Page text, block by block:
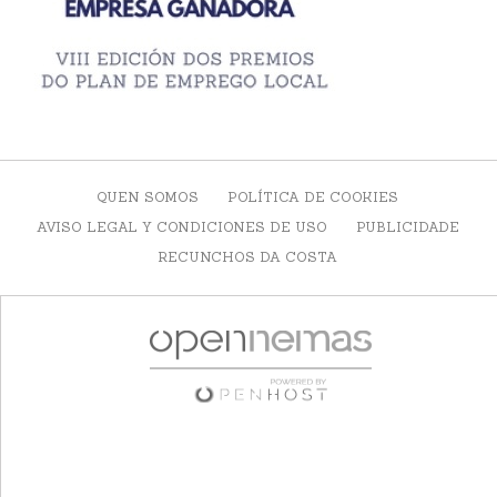
QUEN SOMOS
POLÍTICA DE COOKIES
AVISO LEGAL Y CONDICIONES DE USO
PUBLICIDADE
RECUNCHOS DA COSTA